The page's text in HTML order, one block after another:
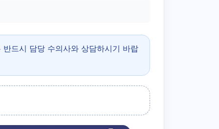
드시 담당 수의사와 상담하시기 바랍